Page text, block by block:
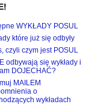
WYKŁADY POSUL
które już się odbyły
czyli czym jest POSUL
odbywają się wykłady i
DOJECHAĆ?
MAILEM
o
wykładach